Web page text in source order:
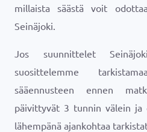
millaista säästä voit
Seinäjoki.
Jos suunnittelet
suosittelemme
sääennusteen ennen
päivittyvät 3 tunnin välein
lähempänä ajankohtaa